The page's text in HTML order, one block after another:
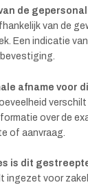
de
van de
Een indicatie
afname voor
over de
of aanvraag.
is dit
ingezet voor